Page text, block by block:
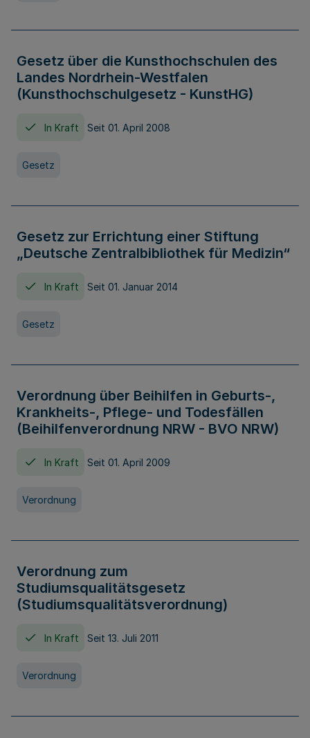
Gesetz über die Kunsthochschulen des
Landes Nordrhein-Westfalen
(Kunsthochschulgesetz - KunstHG)
In Kraft Seit 01. April 2008
Gesetz
Gesetz zur Errichtung einer Stiftung
„Deutsche Zentralbibliothek für Medizin“
In Kraft Seit 01. Januar 2014
Gesetz
Verordnung über Beihilfen in Geburts-,
Krankheits-, Pflege- und Todesfällen
(Beihilfenverordnung NRW - BVO NRW)
In Kraft Seit 01. April 2009
Verordnung
Verordnung zum
Studiumsqualitätsgesetz
(Studiumsqualitätsverordnung)
In Kraft Seit 13. Juli 2011
Verordnung